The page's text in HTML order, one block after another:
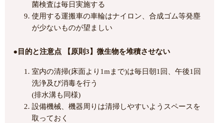
菌検査は毎日実施する
使用する運搬車の車輪はナイロン、合成ゴム等発塵
が少ないものが望ましい
●目的と注意点 【原則3】微生物を堆積させない
室内の清掃(床面より1mまで)は毎日朝1回、午後1回
洗浄及び消毒を行う
(排水溝も同様)
設備機械、機器周りは清掃しやすいようスペースを
取っておく